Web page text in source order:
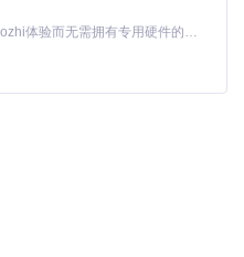
基于Python的Xiaozhi AI，适用于想要完整Xiaozhi体验而无需拥有专用硬件的用户。